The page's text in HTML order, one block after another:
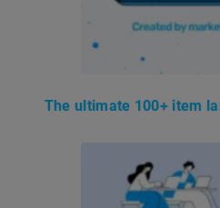
The ultimate 100+ item